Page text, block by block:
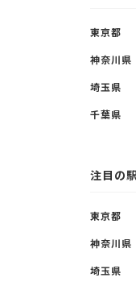
東京都
神奈川県
埼玉県
千葉県
注目の
東京都
神奈川県
埼玉県